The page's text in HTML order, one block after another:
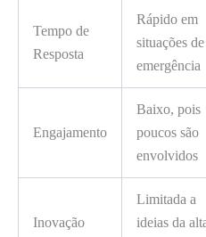
Tempo de
Resposta
Rápido em
situações de
emergência
Engajamento
Baixo, pois
poucos são
envolvidos
Inovação
Limitada a
ideias da